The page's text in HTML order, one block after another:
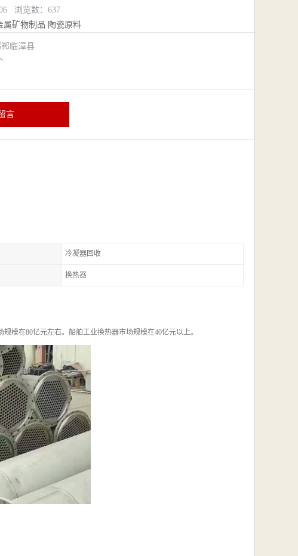
浏览数：637
属矿物制品 陶瓷原料
临漳县
言
冷凝器回收
换热器
模在80亿元左右。船舶工业换热器市场规模在40亿元以上。